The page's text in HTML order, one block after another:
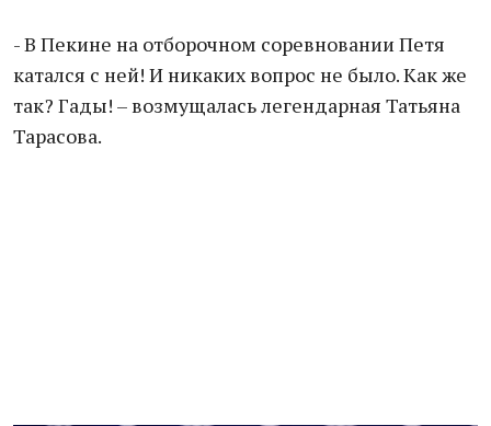
- В Пекине на отборочном соревновании Петя
катался с ней! И никаких вопрос не было. Как же
так? Гады! – возмущалась легендарная Татьяна
Тарасова.